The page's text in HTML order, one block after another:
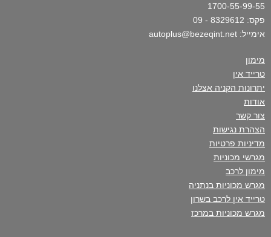
1700-55-99-55
פקס: 8329612 - 09
אימייל: autoplus@bezeqint.net
מימון
טרייד אין
יתרונות הקניה אצלנו
אודות
צור קשר
הצהרת נגישות
מדיניות פרטיות
מגרשי מכוניות
מימון לרכב
מגרש מכוניות בנתניה
טרייד אין לרכב בשרון
מגרש מכוניות במרכז